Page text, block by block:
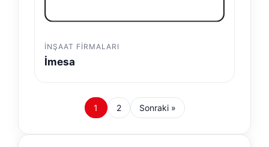
İNŞAAT FIRMALARI
İmesa
1 2 Sonraki »